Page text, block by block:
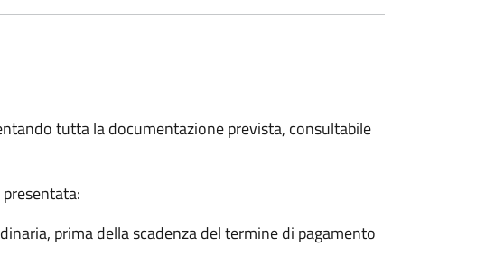
tutta la documentazione prevista, consultabile
prima della scadenza del termine di pagamento